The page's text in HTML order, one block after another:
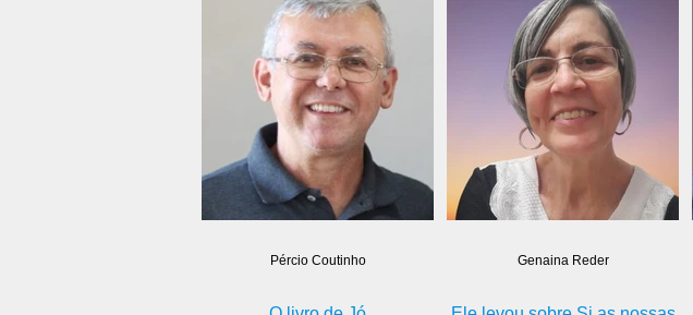
esteja nos dando ou respondendo às
nossas orações como gostaríamos,
tudo o que já nos foi dado no passado
vale muito mais, e já valeu esta vi
ouvido sem medo de exposição,
julgamento ou comentários
posteriores. Essa confiança é um dos
maiores patrimônios do ministério
pastores levam essa responsabilidade
com a seriedade que ela exig
Pércio Coutinho Genaina Reder